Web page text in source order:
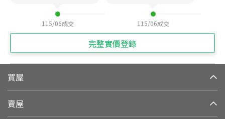
115/06成交 115/06成交
完整實價登錄
買屋
賣屋